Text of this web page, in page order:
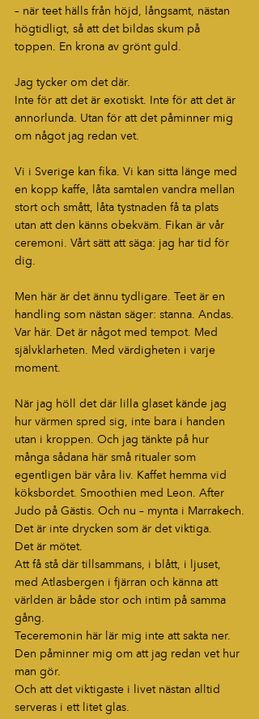
– när teet hälls från höjd, långsamt, nästan
högtidligt, så att det bildas skum på
toppen. En krona av grönt guld.
Jag tycker om det där.
Inte för att det är exotiskt. Inte för att det är
annorlunda. Utan för att det påminner mig
om något jag redan vet.
Vi i Sverige kan fika. Vi kan sitta länge med
en kopp kaffe, låta samtalen vandra mellan
stort och smått, låta tystnaden få ta plats
utan att den känns obekväm. Fikan är vår
ceremoni. Vårt sätt att säga: jag har tid för
dig.
Men här är det ännu tydligare. Teet är en
handling som nästan säger: stanna. Andas.
Var här. Det är något med tempot. Med
självklarheten. Med värdigheten i varje
moment.
När jag höll det där lilla glaset kände jag
hur värmen spred sig, inte bara i handen
utan i kroppen. Och jag tänkte på hur
många sådana här små ritualer som
egentligen bär våra liv. Kaffet hemma vid
köksbordet. Smoothien med Leon. After
Judo på Gästis. Och nu – mynta i Marrakech.
Det är inte drycken som är det viktiga.
Det är mötet.
Att få stå där tillsammans, i blått, i ljuset,
med Atlasbergen i fjärran och känna att
världen är både stor och intim på samma
gång.
Teceremonin här lär mig inte att sakta ner.
Den påminner mig om att jag redan vet hur
man gör.
Och att det viktigaste i livet nästan alltid
serveras i ett litet glas.